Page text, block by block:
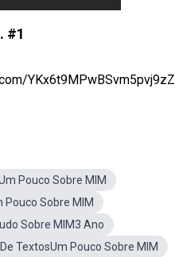
#1
YKx6t9MPwBSvm5pvj9zZ
Pouco Sobre MIM
Pouco Sobre MIM
Sobre MIM3 Ano
TextosUm Pouco Sobre MIM